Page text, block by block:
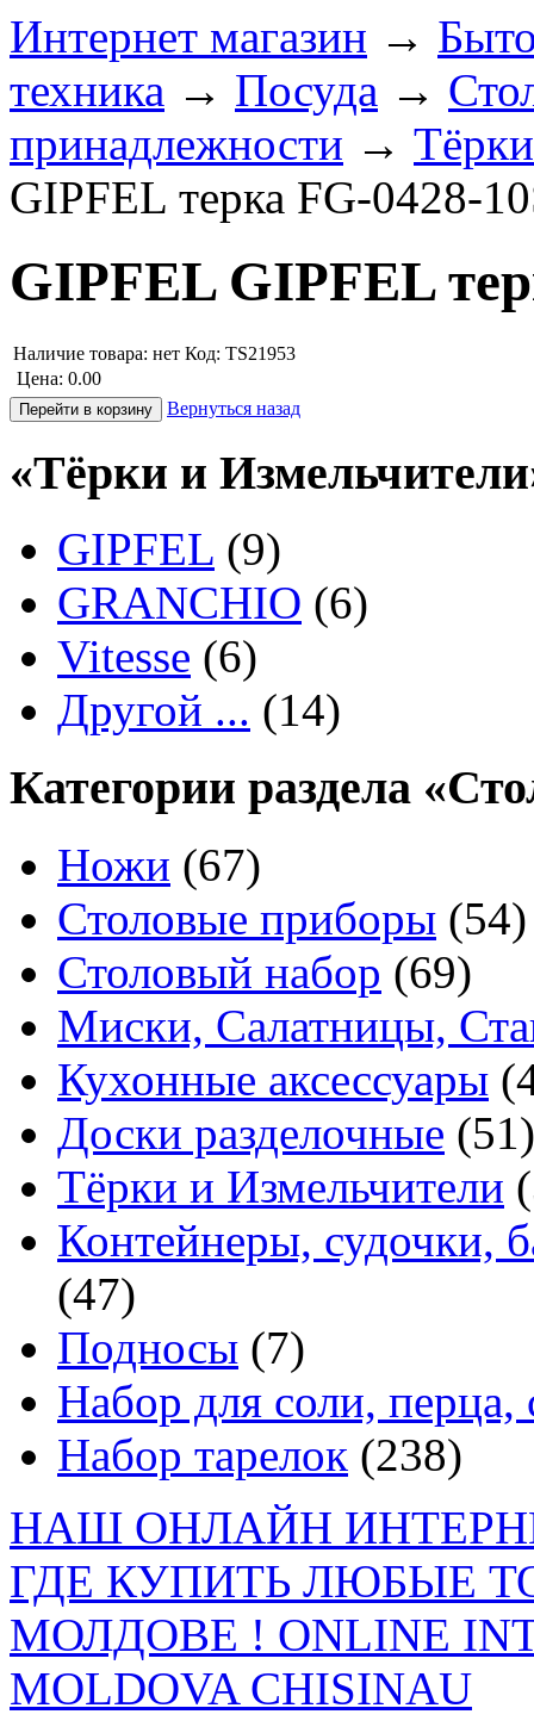
Интернет магазин →
техника → Посуда →
принадлежности →
GIPFEL терка FG-0428-
GIPFEL GIPFEL
Наличие товара: нет Код: TS21953
Цена: 0.00
Вернуться назад
«Тёрки и
GIPFEL (9)
GRANCHIO (6)
Vitesse (6)
Другой ... (14)
Категории раздела
Ножи (67)
Столовые приборы (54)
Столовый набор (69)
Миски, Салатницы,
Кухонные аксессуары
Доски разделочные (51)
Тёрки и Измельчители
Контейнеры, судочки,
(47)
Подносы (7)
Набор для соли, перца,
Набор тарелок (238)
НАШ ОНЛАЙН
ГДЕ КУПИТЬ ЛЮБЫЕ
МОЛДОВЕ ! ONLINE
MOLDOVA CHISINAU